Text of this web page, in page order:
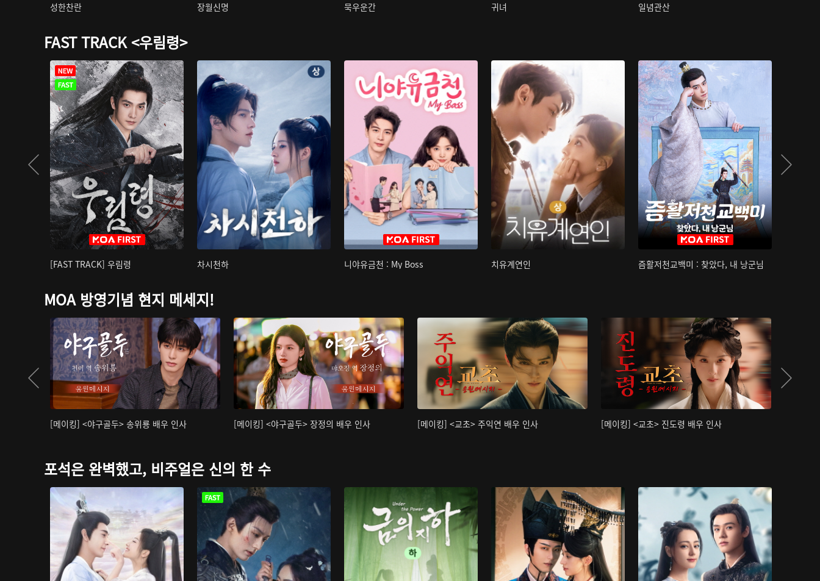
성한찬란 장월신명 묵우운간 귀녀 일념관산
FAST TRACK <우림령>
[FAST TRACK] 우림령 차시천하 니야유금천 : My Boss 치유계연인 즘활저천교백미 : 찾았다, 내 낭군님
MOA 방영기념 현지 메세지!
[메이킹] <야구골두> 송위룡 배우 인사 [메이킹] <야구골두> 장정의 배우 인사 [메이킹] <교초> 주익연 배우 인사 [메이킹] <교초> 진도령 배우 인사
포석은 완벽했고, 비주얼은 신의 한 수